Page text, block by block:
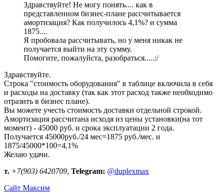
Здравствуйте! Не могу понять.... как в
представленном бизнес-плане рассчитывается
амортизация? Как получилось 4,1%? и сумма
1875....
Я пробовала рассчитывать, но у меня никак не
получается выйти на эту сумму.
Помогите, пожалуйста, разобраться.....:/
Здравствуйте.
Строка "стоимость оборудования" в таблице включила в себя
и расходы на доставку (так как этот расход также необходимо
отразить в бизнес плане).
Вы можете учесть стоимость доставки отдельной строкой.
Амортизация рассчитана исходя из цены установки(на тот
момент) - 45000 руб. и срока эксплуатации 2 года.
Получается 45000руб./24 мес=1875 руб./мес. и
1875/45000*100=4,1%
Желаю удачи.
т. +7(903) 6420709, Telegram: @duplexmax
Сайт Максим